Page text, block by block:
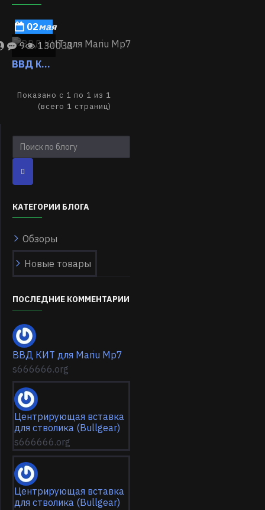
02мая
9
130033
ВВД КИТ для Mariu Mp7
Показано с 1 по 1 из 1
(всего 1 страниц)
КАТЕГОРИИ БЛОГА
Обзоры
Новые товары
ПОСЛЕДНИЕ КОММЕНТАРИИ
ВВД КИТ для Mariu Mp7
s666666.org
Центрирующая вставка
для стволика (Bullgear)
s666666.org
Центрирующая вставка
для стволика (Bullgear)